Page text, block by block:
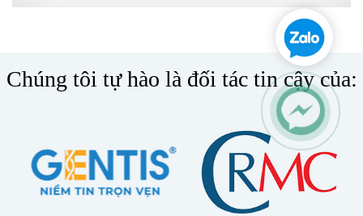
Chúng tôi tự hào là đối tác tin cậy của: